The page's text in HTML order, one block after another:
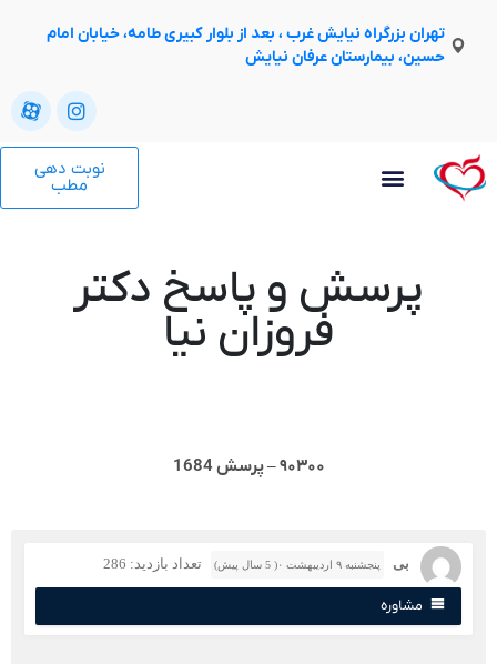
تهران بزرگراه نیایش غرب ، بعد از بلوار کبیری طامه، خیابان امام
حسین، بیمارستان عرفان نیایش
نوبت دهی
پرسش و پاسخ دکتر
فروزان نیا
۹۰۳۰۰ – پرسش 1684
بی پنجشنبه ۹ اردیبهشت ۰( 5 سال پیش) تعداد بازدید: 286
مشاوره